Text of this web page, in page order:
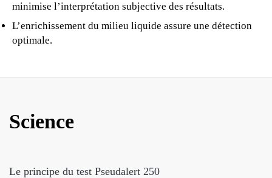
minimise l’interprétation subjective des résultats.
L’enrichissement du milieu liquide assure une détection
optimale.
Science
Le principe du test Pseudalert 250